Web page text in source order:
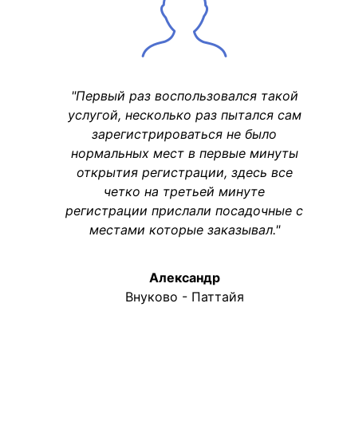
"Первый раз воспользовался такой
услугой, несколько раз пытался сам
зарегистрироваться не было
нормальных мест в первые минуты
открытия регистрации, здесь все
четко на третьей минуте
регистрации прислали посадочные с
местами которые заказывал."
Александр
Внуково - Паттайя